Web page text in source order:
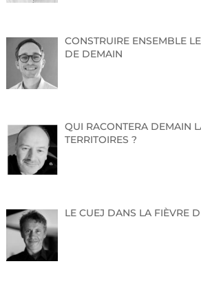
CONSTRUIRE ENSEMBLE
DE DEMAIN
QUI RACONTERA DEMAIN
TERRITOIRES ?
LE CUEJ DANS LA FIÈVRE